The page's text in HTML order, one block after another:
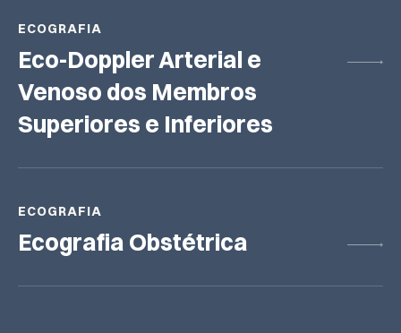
ECOGRAFIA
Eco-Doppler Arterial e
Venoso dos Membros
Superiores e Inferiores
ECOGRAFIA
Ecografia Obstétrica